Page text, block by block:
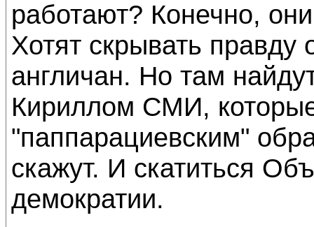
работают? Конечно,
Хотят скрывать правду
англичан. Но там
Кириллом СМИ,
"паппарациевским"
скажут. И скатиться
демократии.